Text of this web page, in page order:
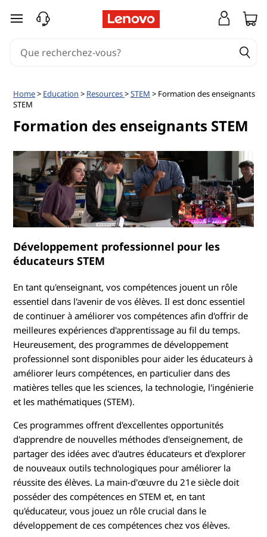
D
m
passer au contenu principal
Home> Education > Resources>STEM > Formation des enseignants
STEM
Formation des enseignants STEM
Développement professionnel pour les
éducateurs STEM
En tant qu'enseignant, vos compétences jouent un rôle
essentiel dans l'avenir de vos élèves. Il est donc essentiel
de continuer à améliorer vos compétences afin d'offrir de
meilleures expériences d'apprentissage au fil du temps.
Heureusement, des programmes de développement
professionnel sont disponibles pour aider les éducateurs à
améliorer leurs compétences, en particulier dans des
matières telles que les sciences, la technologie, l'ingénierie
et les mathématiques (STEM).
Ces programmes offrent d'excellentes opportunités
d'apprendre de nouvelles méthodes d'enseignement, de
partager des idées avec d'autres éducateurs et d'explorer
de nouveaux outils technologiques pour améliorer la
réussite des élèves. La main-d'œuvre du 21e siècle doit
posséder des compétences en STEM et, en tant
qu'éducateur, vous jouez un rôle crucial dans le
développement de ces compétences chez vos élèves.